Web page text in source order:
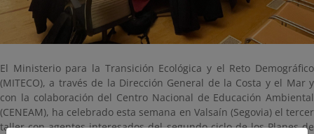
El Ministerio para la Transición Ecológica y el Reto Demográfico
(MITECO), a través de la Dirección General de la Costa y el Mar y
con la colaboración del Centro Nacional de Educación Ambiental
(CENEAM), ha celebrado esta semana en Valsaín (Segovia) el tercer
taller con agentes interesados del segundo ciclo de los Planes de